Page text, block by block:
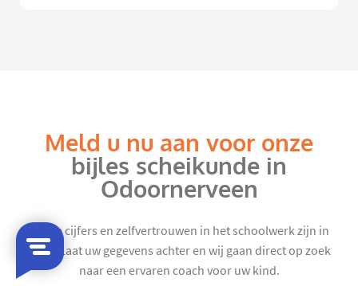
Meld u nu aan voor onze
bijles scheikunde in
Odoornerveen
Mooie cijfers en zelfvertrouwen in het schoolwerk zijn in
zicht. Laat uw gegevens achter en wij gaan direct op zoek
naar een ervaren coach voor uw kind.